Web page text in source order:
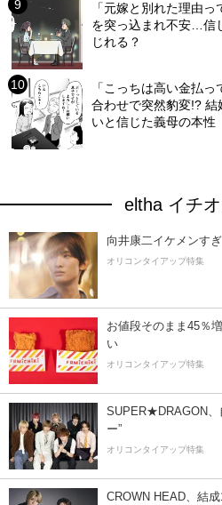
「元嫁と別れた理由
を突っ込まれ不安…信
じれる？
「こっちは高い金払
合わせで突然豹変!?
いと信じた義母の本性
eltha イチ
向井康二イケメンす
オリコンタイアップ特集
お値段そのまま45％
い
オリコンタイアップ特集
SUPER★DRAGON、
ー”
オリコンタイアップ特集
CROWN HEAD、結